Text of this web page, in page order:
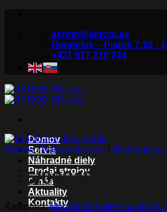
akrom@akrom.sk
Pondelok – Piatok 7:30 -
+421 917 210 244
Domov
Servis
Náhradné diely
Predaj strojov
O nás
Aktuality
Kontakty
Domov / Náhradné diely / Mechanické
126/00248 JCB
Kategória:Mechanické diely na stroje